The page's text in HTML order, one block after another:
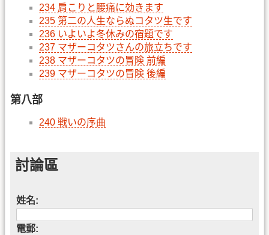
234 肩こりと腰痛に効きます
235 第二の人生ならぬコタツ生です
236 いよいよ冬休みの宿題です
237 マザーコタツさんの旅立ちです
238 マザーコタツの冒険 前編
239 マザーコタツの冒険 後編
第八部
240 戦いの序曲
討論區
姓名:
電郵: